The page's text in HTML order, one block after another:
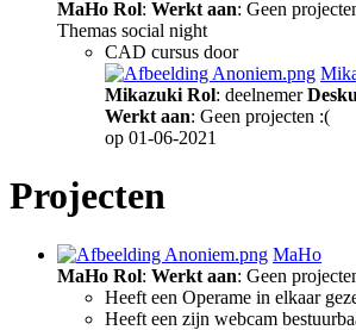
MaHo Rol: Werkt aan: Geen
Themas social night
CAD cursus door
Mikazuki Rol: deelnemer
Werkt aan: Geen projecten :(
op 01-06-2021
Projecten
MaHo
MaHo Rol: Werkt aan: Geen
Heeft een Operame in elkaar
Heeft een zijn webcam